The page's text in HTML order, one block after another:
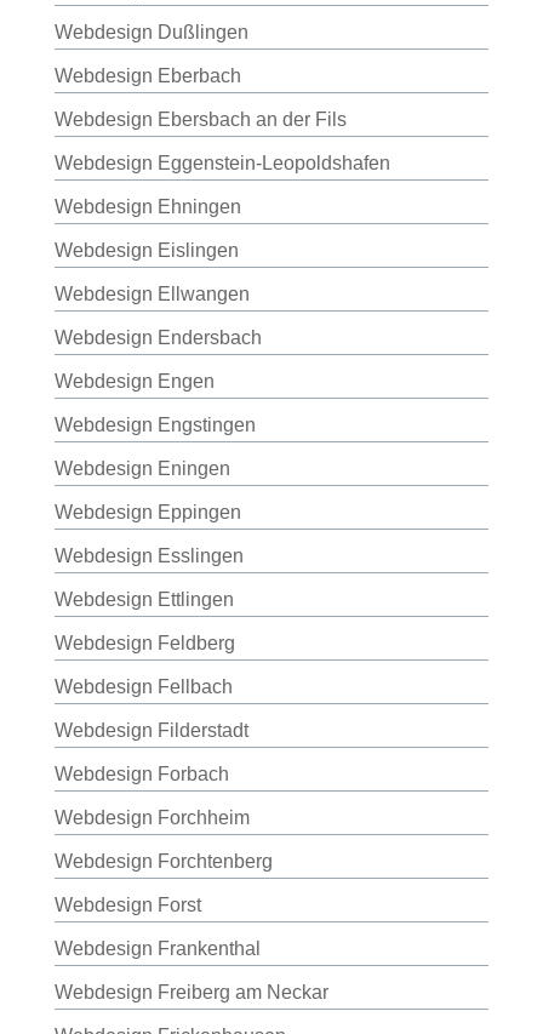
Webdesign Dußlingen
Webdesign Eberbach
Webdesign Ebersbach an der Fils
Webdesign Eggenstein-Leopoldshafen
Webdesign Ehningen
Webdesign Eislingen
Webdesign Ellwangen
Webdesign Endersbach
Webdesign Engen
Webdesign Engstingen
Webdesign Eningen
Webdesign Eppingen
Webdesign Esslingen
Webdesign Ettlingen
Webdesign Feldberg
Webdesign Fellbach
Webdesign Filderstadt
Webdesign Forbach
Webdesign Forchheim
Webdesign Forchtenberg
Webdesign Forst
Webdesign Frankenthal
Webdesign Freiberg am Neckar